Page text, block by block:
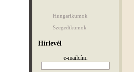
Hungarikumok
Szegedikumok
Hírlevél
e-mailcím: